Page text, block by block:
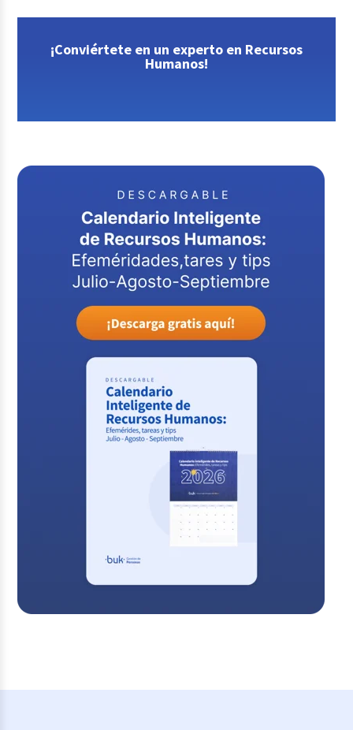
¡Conviértete en un experto en Recursos
Humanos!